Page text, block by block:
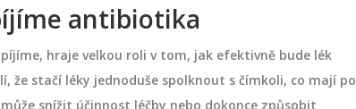
antibiotika
hraje velkou roli v tom, jak efektivně bude lék
že stačí léky jednoduše spolknout s čímkoli, co mají po
snížit účinnost léčby nebo dokonce způsobit